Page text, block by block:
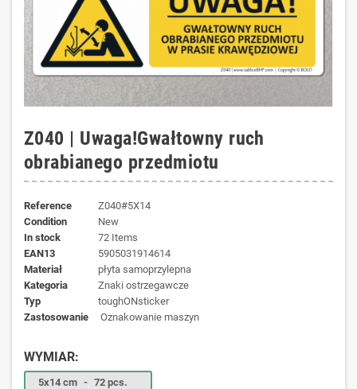
Z040 | Uwaga!Gwałtowny ruch
obrabianego przedmiotu
Reference
Z040#5X14
Condition
New
In stock
72 Items
EAN13
5905031914614
materiał
płyta samoprzylepna
kategoria
Znaki ostrzegawcze
typ
toughONsticker
zastosowanie
Oznakowanie maszyn
WYMIAR:
5x14 cm - 72 pcs.